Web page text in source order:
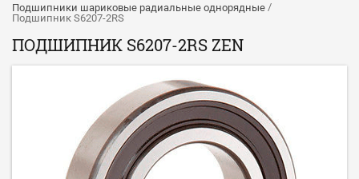
Подшипники шариковые радиальные однорядные /
Подшипник S6207-2RS
ПОДШИПНИК S6207-2RS ZEN